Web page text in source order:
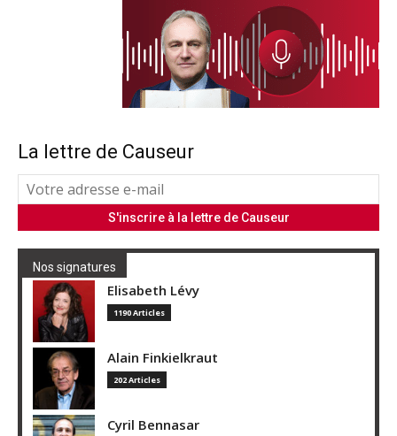
La lettre de Causeur
Nos signatures
Elisabeth Lévy
1190 Articles
Alain Finkielkraut
202 Articles
Cyril Bennasar